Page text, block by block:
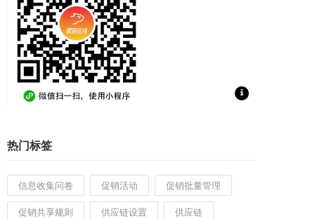
扫一扫联系售后咨询
热门标签
信息收集问卷 促销活动
促销批量管理
促销共享规则
供应链设置
供应链